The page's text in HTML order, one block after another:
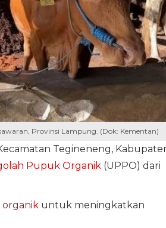
Provinsi Lampung. (Dok: Kementan)
Tegineneng,
Pupuk Organik (UPPO) dari
untuk meningkatkan